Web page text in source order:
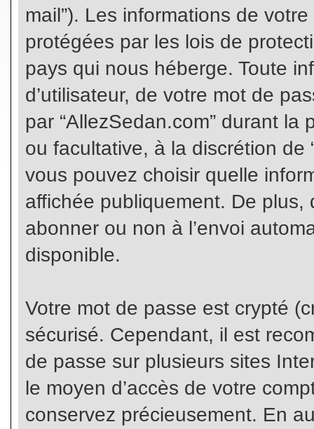
mail”). Les informations de
protégées par les lois de
pays qui nous héberge. Toute
d’utilisateur, de votre mot de
par “AllezSedan.com” durant la
ou facultative, à la discrétion de
vous pouvez choisir quelle
affichée publiquement. De plus,
abonner ou non à l’envoi
disponible.
Votre mot de passe est crypté
sécurisé. Cependant, il est
de passe sur plusieurs sites
le moyen d’accès de votre
conservez précieusement. En